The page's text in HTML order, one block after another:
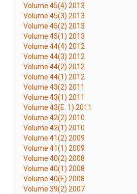
Volume 45(4) 2013
Volume 45(3) 2013
Volume 45(2) 2013
Volume 45(1) 2013
Volume 44(4) 2012
Volume 44(3) 2012
Volume 44(2) 2012
Volume 44(1) 2012
Volume 43(2) 2011
Volume 43(1) 2011
Volume 43(E. 1) 2011
Volume 42(2) 2010
Volume 42(1) 2010
Volume 41(2) 2009
Volume 41(1) 2009
Volume 40(2) 2008
Volume 40(1) 2008
Volume 40(E) 2008
Volume 39(2) 2007